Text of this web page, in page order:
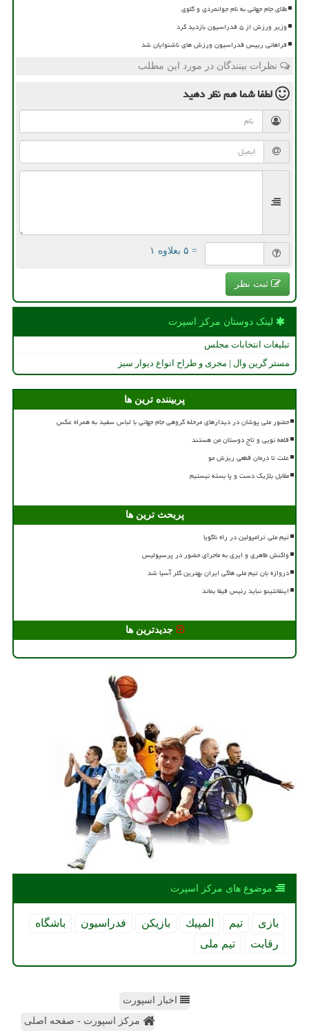
طلای جام جهانی به نام جوانمردی و گلوی
وزیر ورزش از ۵ فدراسیون بازدید کرد
فراهانی رییس فدراسیون ورزش های ناشنوایان شد
نظرات بینندگان در مورد این مطلب
لطفا شما همنظر دهید
= ۵ بعلاوه ۱
ثبت نظر
لینک دوستان مركز اسپرت
تبلیغات انتخابات مجلس
مستر گرین وال | مجری و طراح انواع دیوار سبز
پربیننده ترین ها
حضور ملی پوشان در دیدارهای مرحله گروهی جام جهانی با لباس سفید به همراه عکس
قلعه نویی و تاج دوستان من هستند
علت تا درمان قطعی ریزش مو
مقابل بلژیک دست و پا بسته نیستیم
پربحث ترین ها
تیم ملی ترامپولین در راه ناگویا
واکنش طاهری و ایری به ماجرای حضور در پرسپولیس
دروازه بان تیم ملی هاکی ایران بهترین گلر آسیا شد
اینفانتینو نباید رئیس فیفا بماند
جدیدترین ها
موضوع های مركز اسپرت
بازی تیم المپیك بازیكن فدراسیون
باشگاه
رقابت
تیم ملی
اخبار اسپورت
مرکز اسپورت - صفحه اصلی